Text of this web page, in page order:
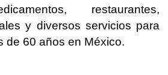
restaurantes,
y diversos servicios para
de 60 años en México.